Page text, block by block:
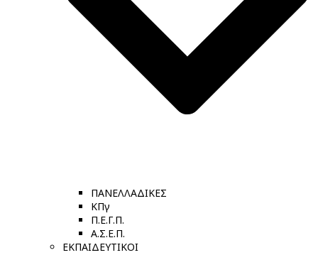
ΠΑΝΕΛΛΑΔΙΚΕΣ
ΚΠγ
Π.Ε.Γ.Π.
Α.Σ.Ε.Π.
ΕΚΠΑΙΔΕΥΤΙΚΟΙ